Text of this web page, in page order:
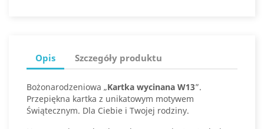
Opis Szczegóły produktu
Bożonarodzeniowa „Kartka wycinana W13”.
Przepiękna kartka z unikatowym motywem
Świątecznym. Dla Ciebie i Twojej rodziny.